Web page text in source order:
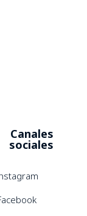
Canales
sociales